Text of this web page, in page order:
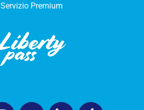
Servizio Premium